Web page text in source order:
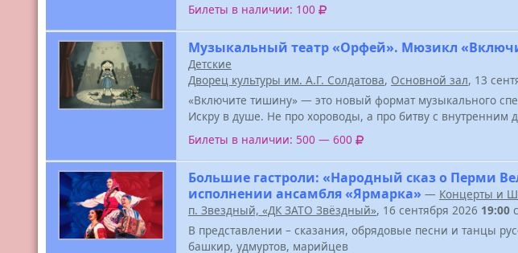
Билеты в наличии: 100
Музыкальный театр «Орфей». Мюзикл
Детские
Дворец культуры им. А.Г. Солдатова, Основной зал, 13
«Включите тишину» — это новый формат музыкального
Искру в душе. Не про хороводы, а про битву с внутренним
Билеты в наличии: 500 — 600
Большие гастроли: «Народный сказ о Перми
исполнении ансамбля «Ярмарка» — Концерты и
п. Звездный, «ДК ЗАТО Звёздный», 16 сентября 2026 19:00
В представлении – сказания, обрядовые песни и танцы
башкир, удмуртов, марийцев